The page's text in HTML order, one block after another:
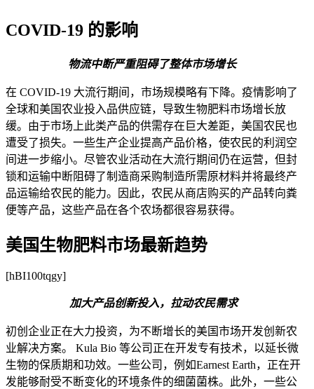
COVID-19 的影响
物流中断严重阻碍了整体市场增长
在 COVID-19 大流行期间，市场规模略有下降。疫情影响了
全球和美国农业投入品供应链，导致生物肥料市场增长放
缓。由于市场上此类产品的供需存在巨大差距，美国农民也
遭受了损失。一些生产企业提高产品价格，使农民的利润空
间进一步缩小。尽管农业活动在大流行期间仍在运营，但封
锁和运输中断阻碍了制造商采购制造所需原材料并将最终产
品运输给农民的能力。因此，农民从商店购买的产品转向粪
便等产品，这些产品在各个农场都很容易获得。
美国生物肥料市场最新趋势
[hBI100tqgy]
加大产品创新投入，拉动农民需求
初创企业正在大力投资，为不断增长的美国市场开发创新农
业解决方案。 Kula Bio 等公司正在开发专有技术，以延长微
生物的保质期和功效。一些公司，例如Earnest Earth，正在开
发能够耐受不断变化的环境条件的细菌菌株。此外，一些公